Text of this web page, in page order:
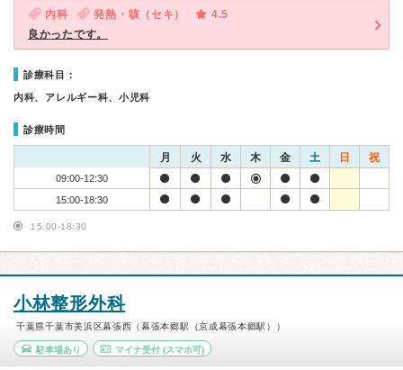
内科 発熱・咳（セキ）
4.5
良かったです。
診療科目：
内科、アレルギー科、小児科
診療時間
月 火 水 木 金 土 日 祝
09:00-12:30
15:00-18:30
15:00-18:30
小林整形外科
千葉県千葉市美浜区幕張西（幕張本郷駅（京成幕張本郷駅））
駐車場あり マイナ受付(スマホ可)